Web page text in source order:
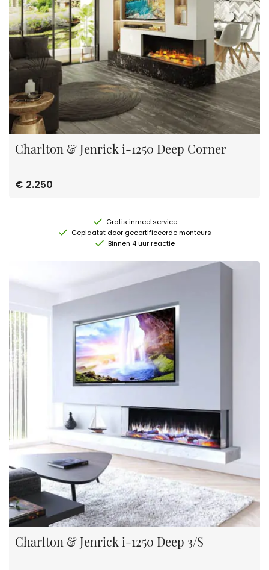
Charlton & Jenrick i-1250 Deep Corner
€ 2.250
Gratis inmeetservice
Geplaatst door gecertificeerde monteurs
Binnen 4 uur reactie
Charlton & Jenrick i-1250 Deep 3/S